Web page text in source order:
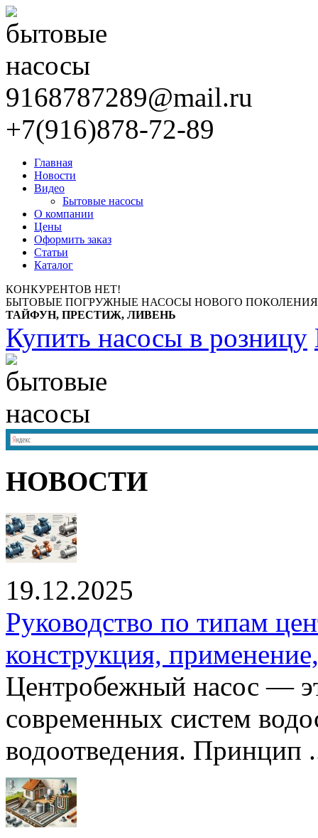
9168787289@mail.ru
+7(916)878-72-89
Главная
Новости
Видео
Бытовые насосы
О компании
Цены
Оформить заказ
Статьи
Каталог
КОНКУРЕНТОВ НЕТ!
БЫТОВЫЕ ПОГРУЖНЫЕ НАСОСЫ НОВОГО
ТАЙФУН, ПРЕСТИЖ, ЛИВЕНЬ
Купить насосы в розницу
НОВОСТИ
19.12.2025
Руководство по типам
конструкция,
Центробежный насос —
современных систем
водоотведения. Принцип